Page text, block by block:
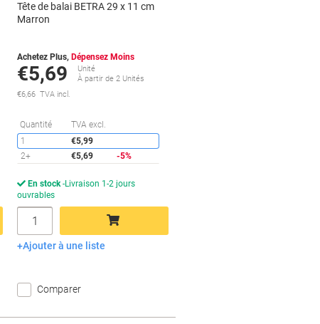
Économies
Tête de balai BETRA 29 x 11 cm
Marron
Achetez Plus, Dépensez Moins
€5,69
Unité
À partir de 2 Unités
€6,66 TVA incl.
Quantité TVA excl.
1
€5,99
2+
€5,69 -5%
En stock Livraison 1-2 jours
ouvrables
Quantité
Ajouter au panier
Ajouter à une liste
Comparer